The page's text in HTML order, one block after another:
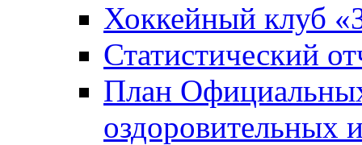
Хоккейный клуб
Статистический
План
оздоровительных